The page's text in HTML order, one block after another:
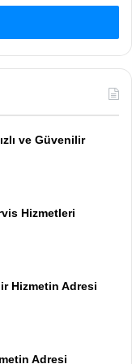
ve Güvenilir
Hizmetleri
Hizmetin Adresi
Adresi